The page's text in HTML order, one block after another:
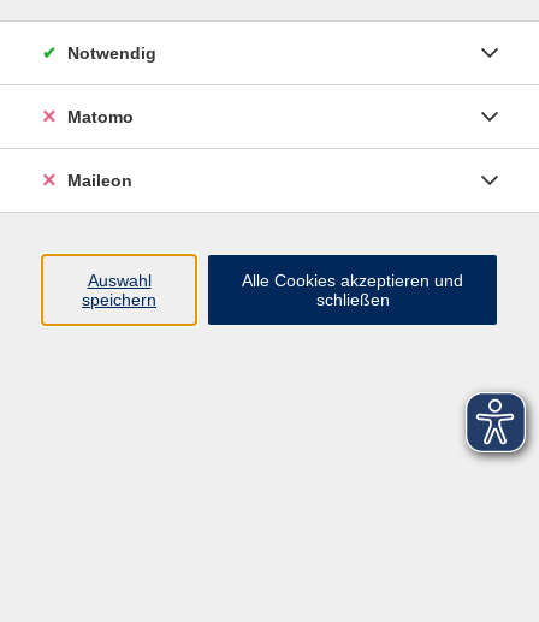
Notwendig
Matomo
Maileon
Auswahl
speichern
Alle Cookies akzeptieren und
schließen